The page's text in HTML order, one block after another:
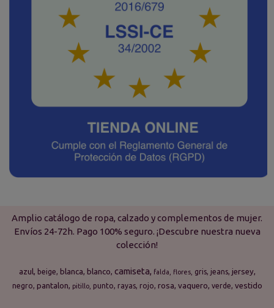
Amplio catálogo de ropa, calzado y complementos de mujer.
Envíos 24-72h. Pago 100% seguro. ¡Descubre nuestra nueva
colección!
azul beige blanca blanco camiseta falda flores gris jeans jersey
negro pantalon pitillo punto rayas rojo rosa vaquero verde vestido